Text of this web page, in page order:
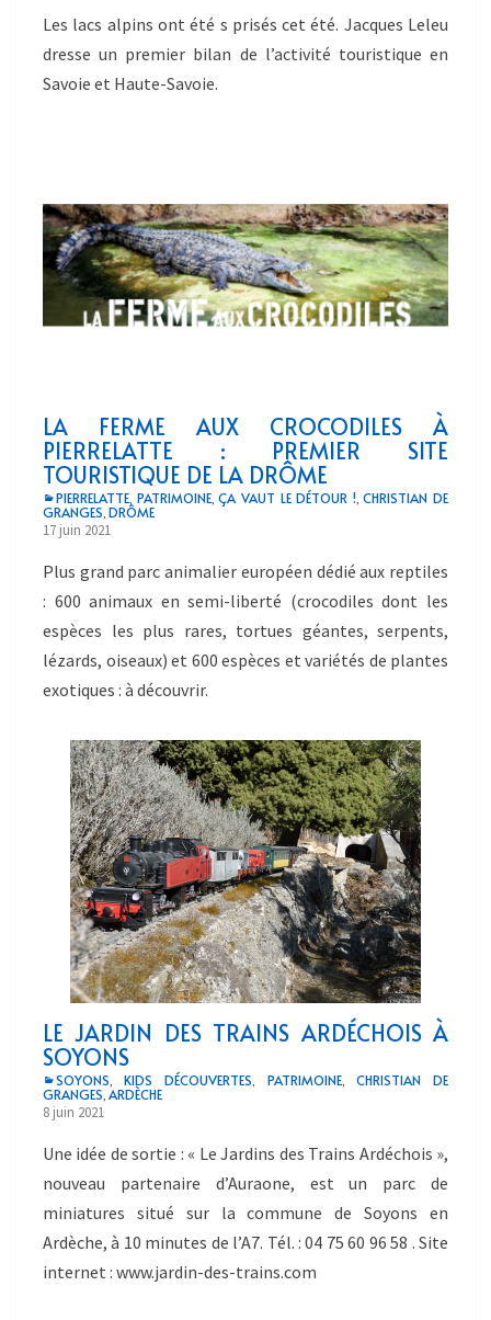
Les lacs alpins ont été s prisés cet été. Jacques Leleu
dresse un premier bilan de l’activité touristique en
Savoie et Haute-Savoie.
LA FERME AUX CROCODILES À
PIERRELATTE : PREMIER SITE
TOURISTIQUE DE LA DRÔME
PIERRELATTE, PATRIMOINE,ÇA VAUT LE DÉTOUR !,CHRISTIAN DE
GRANGES, DRÔME
17 juin 2021
Plus grand parc animalier européen dédié aux reptiles
: 600 animaux en semi-liberté (crocodiles dont les
espèces les plus rares, tortues géantes, serpents,
lézards, oiseaux) et 600 espèces et variétés de plantes
exotiques : à découvrir.
LE JARDIN DES TRAINS ARDÉCHOIS À
SOYONS
SOYONS,KIDS DÉCOUVERTES, PATRIMOINE, CHRISTIAN DE
GRANGES, ARDÈCHE
8 juin 2021
Une idée de sortie : « Le Jardins des Trains Ardéchois »,
nouveau partenaire d’Auraone, est un parc de
miniatures situé sur la commune de Soyons en
Ardèche, à 10 minutes de l’A7. Tél. : 04 75 60 96 58 . Site
internet : www.jardin-des-trains.com